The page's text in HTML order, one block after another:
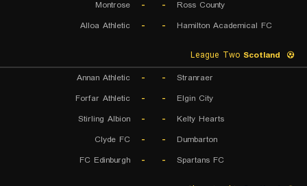
Ross County
-
-
Montrose
Hamilton Academical FC
-
-
Alloa Athletic
Scotland
Stranraer
-
-
Annan Athletic
Elgin City
-
-
Forfar Athletic
Kelty Hearts
-
-
Stirling Albion
Dumbarton
-
-
Clyde FC
Spartans FC
-
-
FC Edinburgh